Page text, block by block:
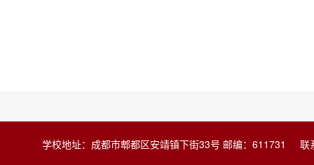
学校地址：成都市郫都区安靖镇下街33号 邮编：611731